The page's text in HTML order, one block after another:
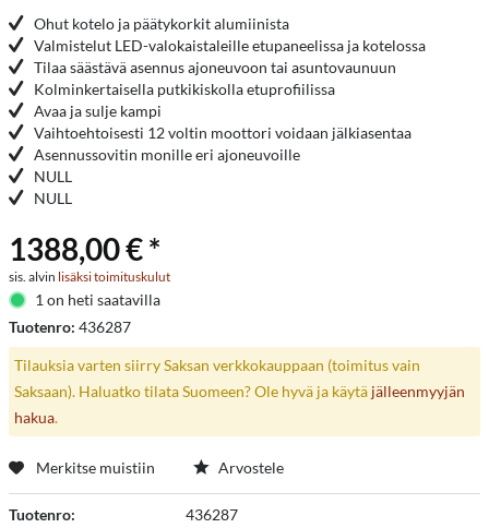
Ohut kotelo ja päätykorkit alumiinista
Valmistelut LED-valokaistaleille etupaneelissa ja kotelossa
Tilaa säästävä asennus ajoneuvoon tai asuntovaunuun
Kolminkertaisella putkikiskolla etuprofiilissa
Avaa ja sulje kampi
Vaihtoehtoisesti 12 voltin moottori voidaan jälkiasentaa
Asennussovitin monille eri ajoneuvoille
NULL
NULL
1388,00 € *
sis. alvin lisäksi toimituskulut
1 on heti saatavilla
Tuotenro: 436287
Tilauksia varten siirry Saksan verkkokauppaan (toimitus vain
Saksaan). Haluatko tilata Suomeen? Ole hyvä ja käytä jälleenmyyjän
hakua.
Merkitse muistiin Arvostele
Tuotenro: 436287